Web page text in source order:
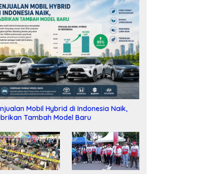
Mobil Hybrid di Indonesia Naik,
Tambah Model Baru